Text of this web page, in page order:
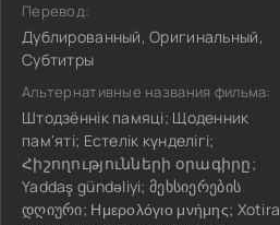
Перевод:
Дублированный, Оригинальный,
Субтитры
Альтернативные названия фильма:
Штодзённік памяці; Щоденник
пам'яті; Естелік күнделігі;
Հիշողությունների օրագիրը;
Yaddaş gündəliyi; მეხსიერების
დღიური; Ημερολόγιο μνήμης; Xotira